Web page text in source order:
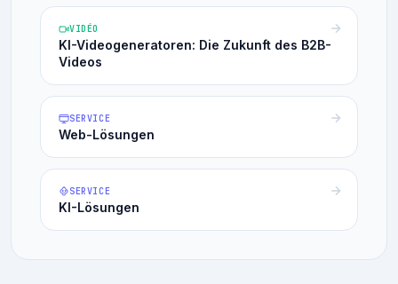
VIDÉO
KI-Videogeneratoren: Die Zukunft des B2B-
Videos
SERVICE
Web-Lösungen
SERVICE
KI-Lösungen